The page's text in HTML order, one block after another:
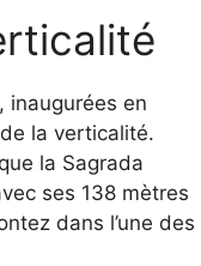
inaugurées en
la verticalité.
la Sagrada
ses 138 mètres
dans l’une des